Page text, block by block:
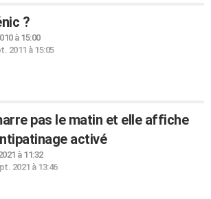
?
à 15:00
2011 à 15:05
pas le matin et elle affiche
activé
à 11:32
2021 à 13:46